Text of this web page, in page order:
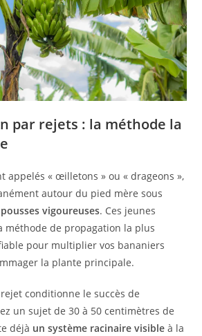
par rejets : la méthode la
appelés « œilletons » ou « drageons »,
autour du pied mère sous
vigoureuses. Ces jeunes
méthode de propagation la plus
pour multiplier vos bananiers
la plante principale.
conditionne le succès de
un sujet de 30 à 50 centimètres de
déjà un système racinaire visible à la